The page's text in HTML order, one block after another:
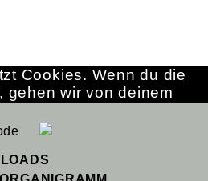
Cookies. Wenn du die
gehen wir von deinem